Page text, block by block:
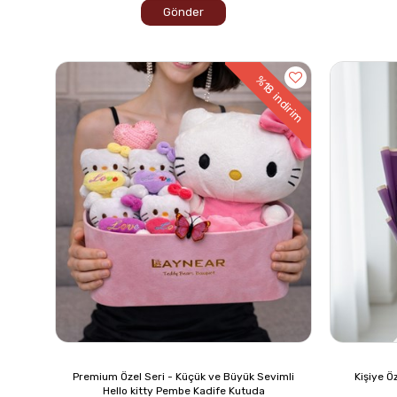
Gönder
%18
indirim
Premium Özel Seri - Küçük ve Büyük Sevimli
Hello kitty Pembe Kadife Kutuda
Kişiye